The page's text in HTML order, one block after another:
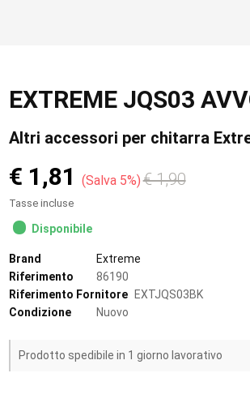
EXTREME JQS03
Altri accessori per chitarra
€ 1,81 Salva 5% € 1,90
Tasse incluse
Disponibile
Brand
Extreme
Riferimento
86190
Riferimento Fornitore
EXTJQS03BK
Condizione
Nuovo
Prodotto spedibile in 1 giorno lavorativo